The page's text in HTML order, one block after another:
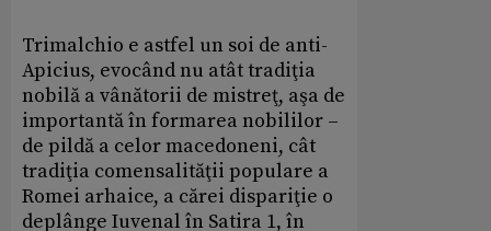
Trimalchio e astfel un soi de anti-
Apicius, evocând nu atât tradiţia
nobilă a vânătorii de mistreţ, aşa de
importantă în formarea nobililor –
de pildă a celor macedoneni, cât
tradiţia comensalităţii populare a
Romei arhaice, a cărei dispariţie o
deplânge Iuvenal în Satira 1, în